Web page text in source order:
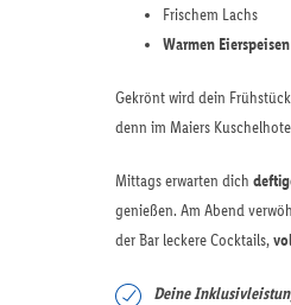
Frischem Lachs
Warmen Eierspeisen
Gekrönt wird dein
denn im Maiers
Mittags erwarten dich
genießen. Am Abend
der Bar leckere Cocktails,
Deine